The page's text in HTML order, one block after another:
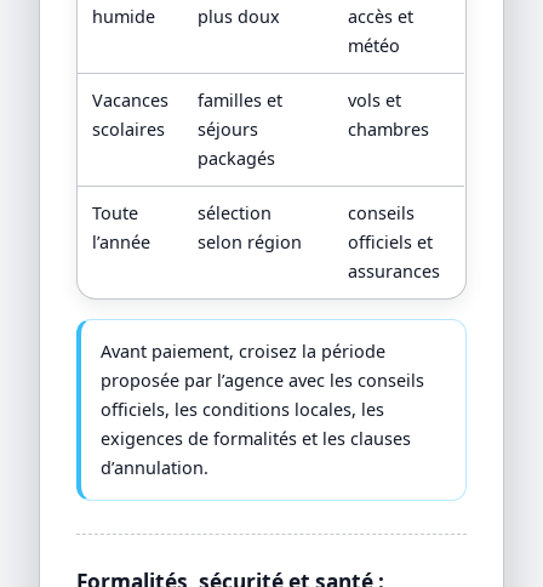
humide
plus doux
accès et
météo
Vacances
scolaires
familles et
séjours
packagés
vols et
chambres
Toute
l’année
sélection
selon région
conseils
officiels et
assurances
Avant paiement, croisez la période
proposée par l’agence avec les conseils
officiels, les conditions locales, les
exigences de formalités et les clauses
d’annulation.